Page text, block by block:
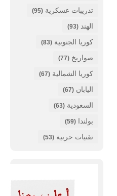
تدريبات عسكرية (95)
الهند (93)
كوريا الجنوبية (83)
صواريخ (77)
كوريا الشمالية (67)
اليابان (67)
السعودية (63)
بولندا (59)
تقنيات حربية (53)